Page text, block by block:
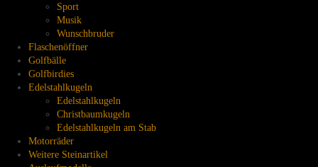
Sport
Musik
Wunschbruder
Flaschenöffner
Golfbälle
Golfbirdies
Edelstahlkugeln
Edelstahlkugeln
Christbaumkugeln
Edelstahlkugeln am Stab
Motorräder
Weitere Steinartikel